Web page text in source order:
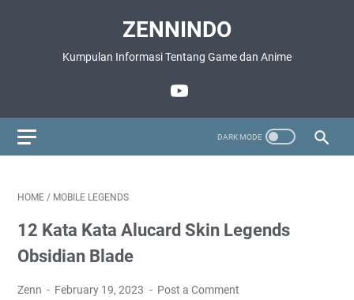
ZENNINDO
Kumpulan Informasi Tentang Game dan Anime
HOME / MOBILE LEGENDS
12 Kata Kata Alucard Skin Legends
Obsidian Blade
Zenn February 19, 2023 Post a Comment